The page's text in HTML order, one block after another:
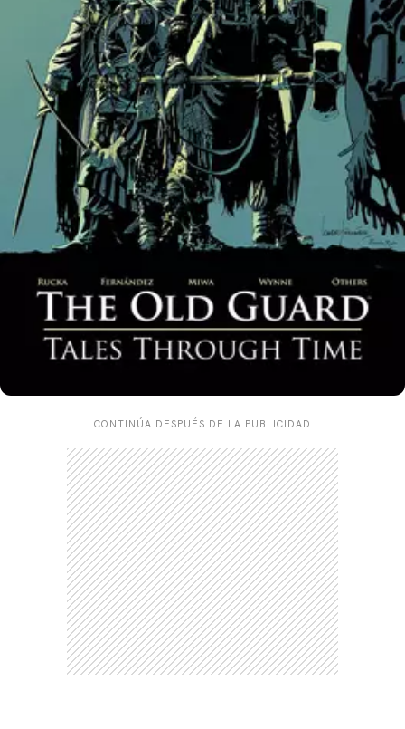
CONTINÚA DESPUÉS DE LA PUBLICIDAD